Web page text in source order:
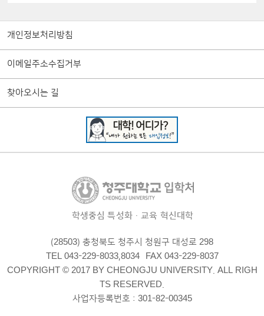
개인정보처리방침
이메일주소수집거부
찾아오시는 길
학생중심 특성화·교육 혁신대학
(28503) 충청북도 청주시 청원구 대성로 298
TEL 043-229-8033,8034
FAX 043-229-8037
COPYRIGHT © 2017 BY CHEONGJU UNIVERSITY. ALL RIGH
TS RESERVED.
사업자등록번호 : 301-82-00345